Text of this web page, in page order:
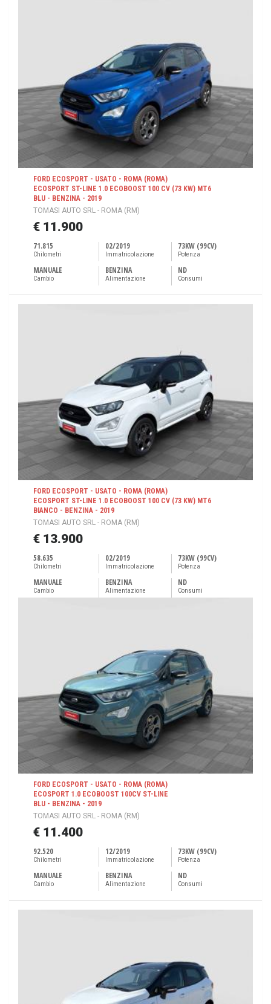
FORD ECOSPORT - USATO - ROMA (ROMA)
ECOSPORT ST-LINE 1.0 ECOBOOST 100 CV (73 KW) MT6
BLU - BENZINA - 2019
TOMASI AUTO SRL - ROMA (RM)
€ 11.900
71.815
Chilometri
02/2019
Immatricolazione
73KW (99CV)
Potenza
MANUALE
Cambio
BENZINA
Alimentazione
ND
Consumi
FORD ECOSPORT - USATO - ROMA (ROMA)
ECOSPORT ST-LINE 1.0 ECOBOOST 100 CV (73 KW) MT6
BIANCO - BENZINA - 2019
TOMASI AUTO SRL - ROMA (RM)
€ 13.900
58.635
Chilometri
02/2019
Immatricolazione
73KW (99CV)
Potenza
MANUALE
Cambio
BENZINA
Alimentazione
ND
Consumi
FORD ECOSPORT - USATO - ROMA (ROMA)
ECOSPORT 1.0 ECOBOOST 100CV ST-LINE
BLU - BENZINA - 2019
TOMASI AUTO SRL - ROMA (RM)
€ 11.400
92.520
Chilometri
12/2019
Immatricolazione
73KW (99CV)
Potenza
MANUALE
Cambio
BENZINA
Alimentazione
ND
Consumi